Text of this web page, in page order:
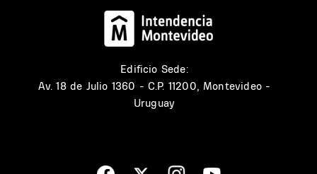
Edificio Sede:
Av. 18 de Julio 1360 - C.P. 11200, Montevideo -
Uruguay